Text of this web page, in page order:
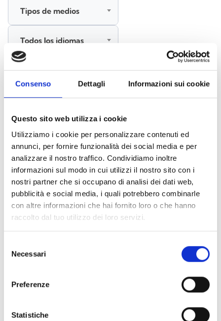
Consenso Dettagli Informazioni sui cookie
Questo sito web utilizza i cookie
Utilizziamo i cookie per personalizzare contenuti ed
annunci, per fornire funzionalità dei social media e per
analizzare il nostro traffico. Condividiamo inoltre
informazioni sul modo in cui utilizzi il nostro sito con i
nostri partner che si occupano di analisi dei dati web,
pubblicità e social media, i quali potrebbero combinarle
con altre informazioni che hai fornito loro o che hanno
raccolto dal tuo utilizzo dei loro servizi.
delNecessari
Preferenze
Statistiche
Accesorios bases EB00 - Materiales(47)
Accesorios para la prueba de detectores - Materiales
Accesorios para detectores Enea - Materiales (35)
Accesorios Senseware
Accesorios de la serie Industrial (17)
Seleccionar todo
Inicia sesión antes de descargar los contenidos con el
iconolock
Tipos de medios
Todos los idiomas
BUSCAR
BORRAR FILTROS